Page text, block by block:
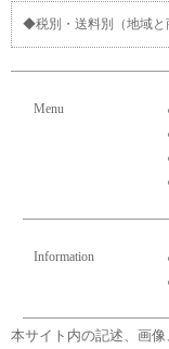
◆税別・送料別（地域と
Menu
Information
本サイト内の記述、画